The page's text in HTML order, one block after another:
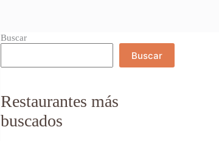
Buscar
Buscar
Restaurantes más
buscados